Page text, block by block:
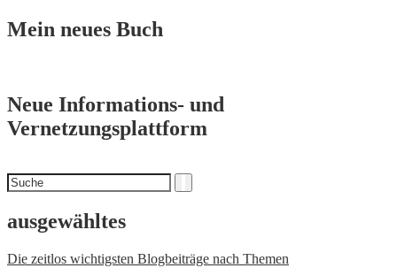
Mein neues Buch
Neue Informations- und
Vernetzungsplattform
Suchen
nach
ausgewähltes
Die zeitlos wichtigsten Blogbeiträge nach Themen